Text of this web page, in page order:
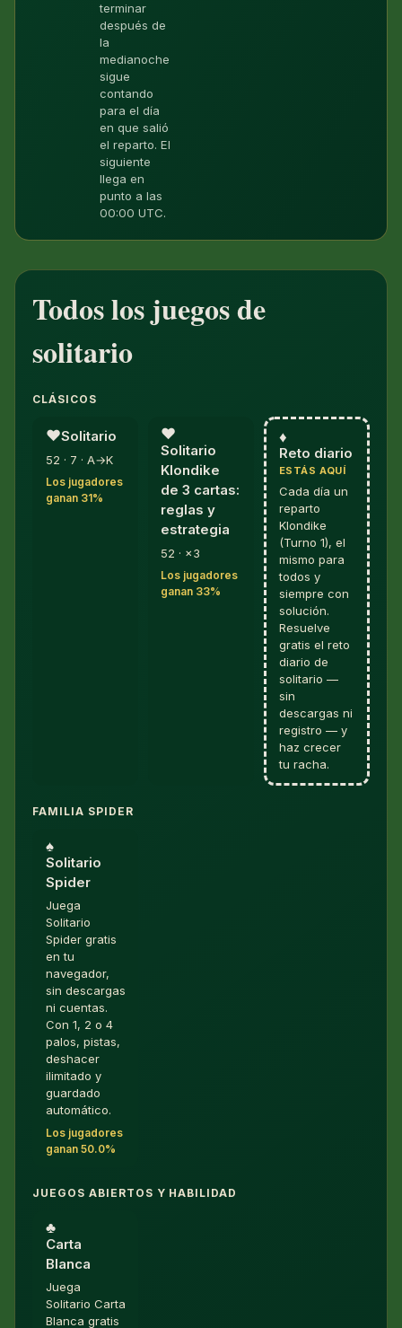
terminar
después de
la
medianoche
sigue
contando
para el día
en que salió
el reparto. El
siguiente
llega en
punto a las
00:00 UTC.
Todos los juegos de
solitario
CLÁSICOS
♥︎Solitario
52 · 7 · A→K
Los jugadores
ganan 31%
♥︎
Solitario
Klondike
de 3 cartas:
reglas y
estrategia
52 · ×3
Los jugadores
ganan 33%
♦︎
Reto diario
ESTÁS AQUÍ
Cada día un
reparto
Klondike
(Turno 1), el
mismo para
todos y
siempre con
solución.
Resuelve
gratis el reto
diario de
solitario —
sin
descargas ni
registro — y
haz crecer
tu racha.
FAMILIA SPIDER
♠︎
Solitario
Spider
Juega
Solitario
Spider gratis
en tu
navegador,
sin descargas
ni cuentas.
Con 1, 2 o 4
palos, pistas,
deshacer
ilimitado y
guardado
automático.
Los jugadores
ganan 50.0%
JUEGOS ABIERTOS Y HABILIDAD
♣︎
Carta
Blanca
Juega
Solitario Carta
Blanca gratis